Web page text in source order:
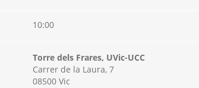
10:00
Torre dels Frares, UVic-UCC
Carrer de la Laura, 7
08500 Vic